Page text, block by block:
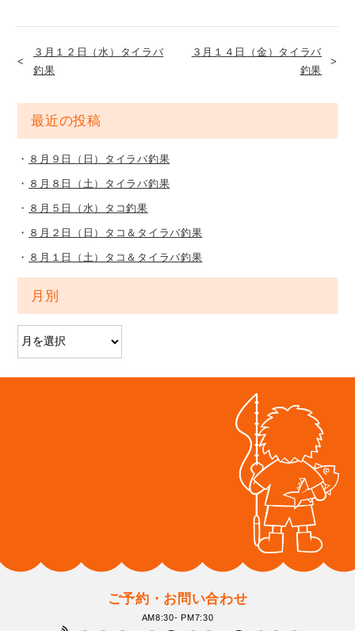
３月１２日（水）タイラバ
釣果
３月１４日（金）タイラバ
釣果
最近の投稿
８月９日（日）タイラバ釣果
８月８日（土）タイラバ釣果
８月５日（水）タコ釣果
８月２日（日）タコ＆タイラバ釣果
８月１日（土）タコ＆タイラバ釣果
月別
ご予約・お問い合わせ
AM8:30- PM7:30